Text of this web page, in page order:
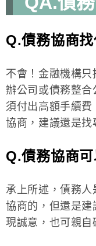
Q.債務協商
不會！金融機構
辦公司或債務整
須付出高額手續
協商，建議還是找
Q.債務協商
承上所述，債務
協商的，但還是
現誠意，也可親自